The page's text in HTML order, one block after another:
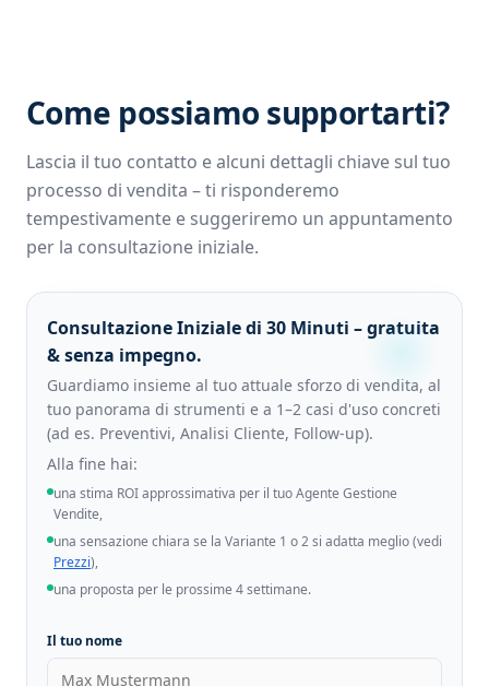
Come possiamo supportarti?
Lascia il tuo contatto e alcuni dettagli chiave sul tuo
processo di vendita – ti risponderemo
tempestivamente e suggeriremo un appuntamento
per la consultazione iniziale.
Consultazione Iniziale di 30 Minuti – gratuita
& senza impegno.
Guardiamo insieme al tuo attuale sforzo di vendita, al
tuo panorama di strumenti e a 1–2 casi d'uso concreti
(ad es. Preventivi, Analisi Cliente, Follow-up).
Alla fine hai:
una stima ROI approssimativa per il tuo Agente Gestione
Vendite,
una sensazione chiara se la Variante 1 o 2 si adatta meglio (vedi
Prezzi),
una proposta per le prossime 4 settimane.
Il tuo nome